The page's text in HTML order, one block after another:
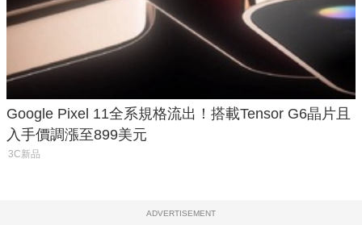
Google Pixel 11全系規格流出！搭載Tensor G6晶片且
入手價調漲至899美元
3C新品
ADVERTISEMENT